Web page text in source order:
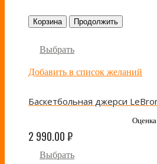
Корзина Продолжить
Выбрать
Добавить в список желаний
Оценка
2 990.00₽
Выбрать